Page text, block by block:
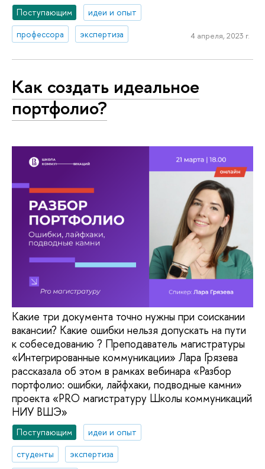
Поступающим
идеи и опыт
профессора
экспертиза 4 апреля, 2023 г.
Как создать идеальное
портфолио?
Какие три документа точно нужны при соискании
вакансии? Какие ошибки нельзя допускать на пути
к собеседованию ? Преподаватель магистратуры
«Интегрированные коммуникации» Лара Грязева
рассказала об этом в рамках вебинара «Разбор
портфолио: ошибки, лайфхаки, подводные камни»
проекта «PRO магистратуру Школы коммуникаций
НИУ ВШЭ»
Поступающим
идеи и опыт
студенты
экспертиза